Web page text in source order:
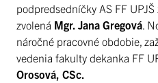
podpredsedníčky AS FF
zvolená Mgr. Jana Gregová .
náročné pracovné obdobie,
vedenia fakulty dekanka FF
Orosová, CSc.